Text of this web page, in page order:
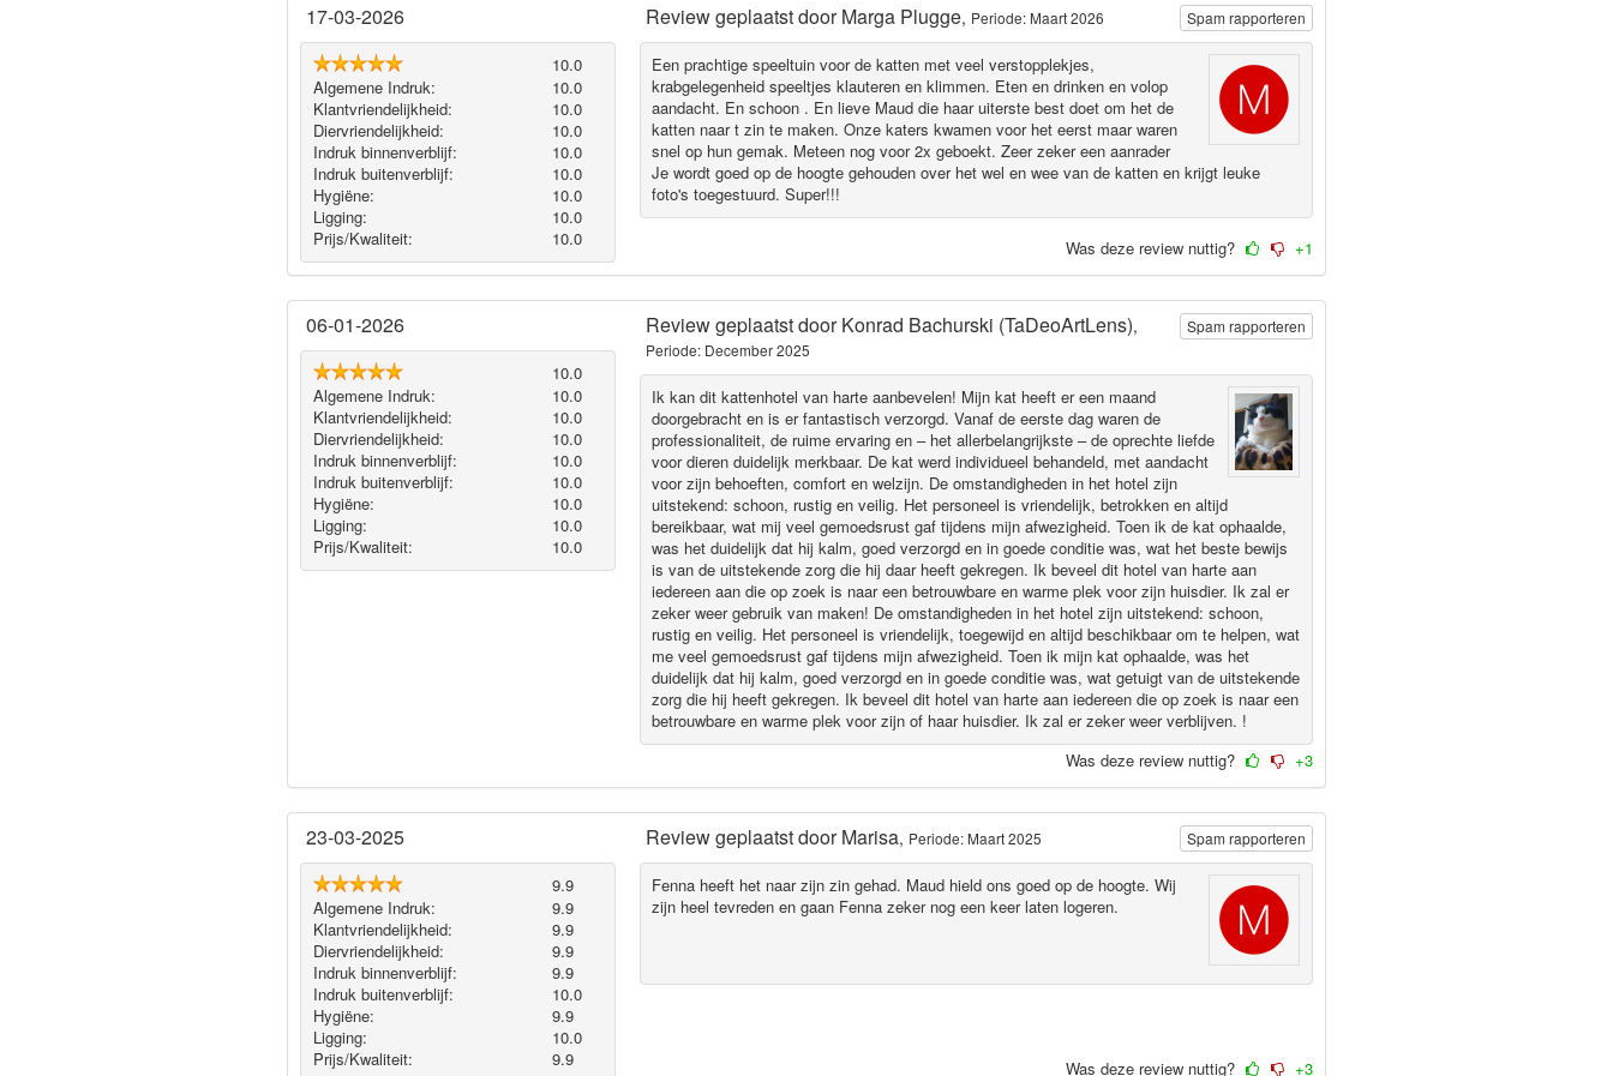
17-03-2026
10.0
Algemene Indruk:
10.0
Klantvriendelijkheid:
10.0
Diervriendelijkheid:
10.0
Indruk binnenverblijf:
10.0
Indruk buitenverblijf:
10.0
Hygiëne‎:
10.0
Ligging:
10.0
Prijs/Kwaliteit:
10.0
Review geplaatst doorMarga Plugge, Periode: Maart 2026
Een prachtige speeltuin voor de katten met veel verstopplekjes,
krabgelegenheid speeltjes klauteren en klimmen. Eten en drinken en volop
aandacht. En schoon . En lieve Maud die haar uiterste best doet om het de
katten naar t zin te maken. Onze katers kwamen voor het eerst maar waren
snel op hun gemak. Meteen nog voor 2x geboekt. Zeer zeker een aanrader
Je wordt goed op de hoogte gehouden over het wel en wee van de katten en krijgt leuke
foto's toegestuurd. Super!!!
Spam rapporteren
Was deze review nuttig? +1
06-01-2026
10.0
Algemene Indruk:
10.0
Klantvriendelijkheid:
10.0
Diervriendelijkheid:
10.0
Indruk binnenverblijf:
10.0
Indruk buitenverblijf:
10.0
Hygiëne‎:
10.0
Ligging:
10.0
Prijs/Kwaliteit:
10.0
Review geplaatst doorKonrad Bachurski (TaDeoArtLens),
Periode: December 2025
Ik kan dit kattenhotel van harte aanbevelen! Mijn kat heeft er een maand
doorgebracht en is er fantastisch verzorgd. Vanaf de eerste dag waren de
professionaliteit, de ruime ervaring en – het allerbelangrijkste – de oprechte liefde
voor dieren duidelijk merkbaar. De kat werd individueel behandeld, met aandacht
voor zijn behoeften, comfort en welzijn. De omstandigheden in het hotel zijn
uitstekend: schoon, rustig en veilig. Het personeel is vriendelijk, betrokken en altijd
bereikbaar, wat mij veel gemoedsrust gaf tijdens mijn afwezigheid. Toen ik de kat ophaalde,
was het duidelijk dat hij kalm, goed verzorgd en in goede conditie was, wat het beste bewijs
is van de uitstekende zorg die hij daar heeft gekregen. Ik beveel dit hotel van harte aan
iedereen aan die op zoek is naar een betrouwbare en warme plek voor zijn huisdier. Ik zal er
zeker weer gebruik van maken! De omstandigheden in het hotel zijn uitstekend: schoon,
rustig en veilig. Het personeel is vriendelijk, toegewijd en altijd beschikbaar om te helpen, wat
me veel gemoedsrust gaf tijdens mijn afwezigheid. Toen ik mijn kat ophaalde, was het
duidelijk dat hij kalm, goed verzorgd en in goede conditie was, wat getuigt van de uitstekende
zorg die hij heeft gekregen. Ik beveel dit hotel van harte aan iedereen die op zoek is naar een
betrouwbare en warme plek voor zijn of haar huisdier. Ik zal er zeker weer verblijven. !
Spam rapporteren
Was deze review nuttig? +3
23-03-2025
9.9
Algemene Indruk:
9.9
Klantvriendelijkheid:
9.9
Diervriendelijkheid:
9.9
Indruk binnenverblijf:
9.9
Indruk buitenverblijf:
10.0
Hygiëne‎:
9.9
Ligging:
10.0
Prijs/Kwaliteit:
9.9
Review geplaatst doorMarisa, Periode: Maart 2025
Fenna heeft het naar zijn zin gehad. Maud hield ons goed op de hoogte. Wij
zijn heel tevreden en gaan Fenna zeker nog een keer laten logeren.
Spam rapporteren
Was deze review nuttig? +3